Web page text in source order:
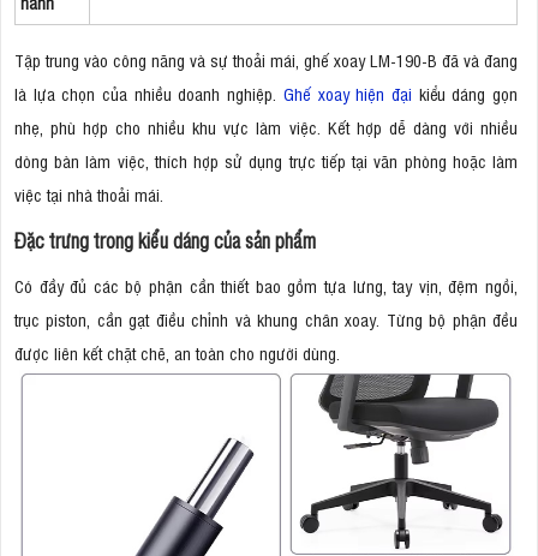
Tập trung vào công năng và sự thoải mái, ghế xoay LM-190-B đã và đang
là lựa chọn của nhiều doanh nghiệp. Ghế xoay hiện đại kiểu dáng gọn
nhẹ, phù hợp cho nhiều khu vực làm việc. Kết hợp dễ dàng với nhiều
dòng bàn làm việc, thích hợp sử dụng trực tiếp tại văn phòng hoặc làm
việc tại nhà thoải mái.
Đặc trưng trong kiểu dáng của sản phẩm
Có đầy đủ các bộ phận cần thiết bao gồm tựa lưng, tay vịn, đệm ngồi,
trục piston, cần gạt điều chỉnh và khung chân xoay. Từng bộ phận đều
được liên kết chặt chẽ, an toàn cho người dùng.